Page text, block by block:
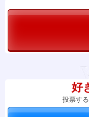
好
投票す